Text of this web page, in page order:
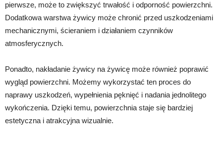
pierwsze, może to zwiększyć trwałość i odporność powierzchni.
Dodatkowa warstwa żywicy może chronić przed uszkodzeniami
mechanicznymi, ścieraniem i działaniem czynników
atmosferycznych.
Ponadto, nakładanie żywicy na żywicę może również poprawić
wygląd powierzchni. Możemy wykorzystać ten proces do
naprawy uszkodzeń, wypełnienia pęknięć i nadania jednolitego
wykończenia. Dzięki temu, powierzchnia staje się bardziej
estetyczna i atrakcyjna wizualnie.